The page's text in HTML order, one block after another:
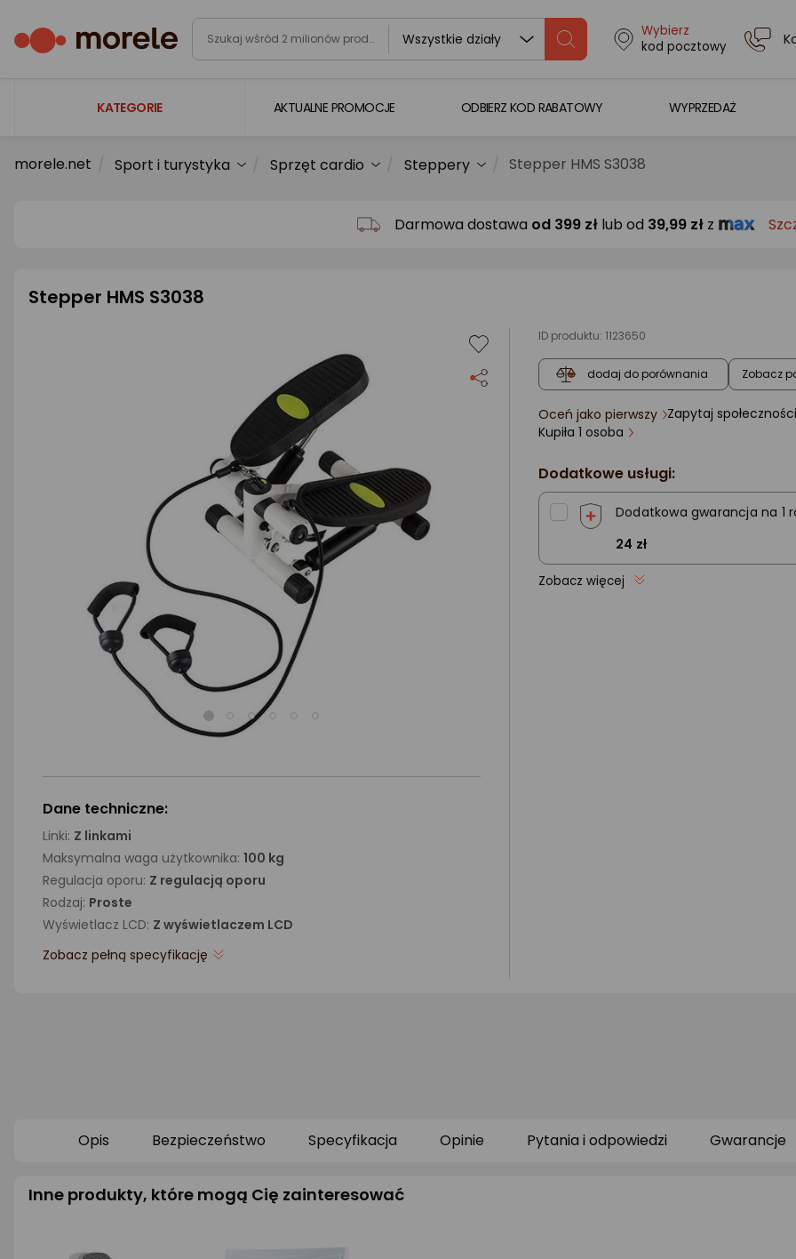
Wszystkie działy
Wybierz
kod pocztowy
KATEGORIE
Laptopy
Smartfony i smartwatche
Uroda i zdrowie
Supermarket
Strefa marek
AKTUALNE PROMOCJE ODBIERZ KOD RABATOWY WYPRZEDAŻ
morele.net Sport i turystyka Sprzęt cardio Steppery Stepper HMS S3038
Darmowa dostawa od 399 zł lub od 39,99 zł z
Stepper HMS S3038
ID produktu: 1123650
dodaj do porównania Zobacz
ocena
produktu
gwiazdki
Oceń jako pierwszy Zapytaj społeczności
Kupiła 1 osoba
Dodatkowe usługi:
Dodatkowa gwarancja na 1
24 zł
Zobacz więcej
Dane techniczne:
Linki: Z linkami
Maksymalna waga użytkownika: 100 kg
Regulacja oporu: Z regulacją oporu
Rodzaj: Proste
Wyświetlacz LCD: Z wyświetlaczem LCD
Zobacz pełną specyfikację
Opis Bezpieczeństwo Specyfikacja Opinie Pytania i odpowiedzi Gwarancje
Inne produkty, które mogą Cię zainteresować